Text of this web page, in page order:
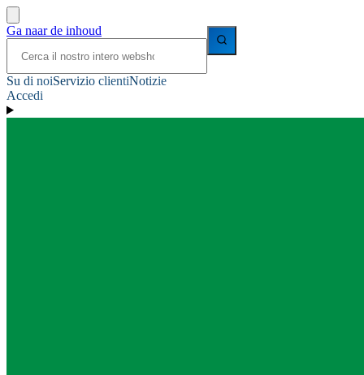
Ga naar de inhoud
Su di noiServizio clientiNotizie
Accedi